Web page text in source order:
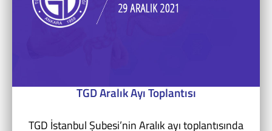
TGD Aralık Ayı Toplantısı
TGD İstanbul Şubesi’nin Aralık ayı toplantısında